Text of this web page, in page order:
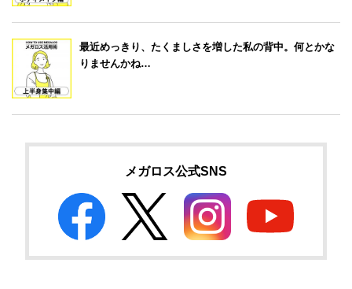
最近めっきり、たくましさを増した私の背中。何とかな
りませんかね…
メガロス公式SNS